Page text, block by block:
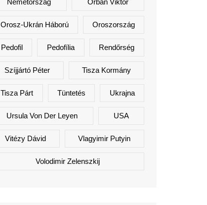
Németország Orbán Viktor
Orosz-Ukrán Háború Oroszország
Pedofil Pedofília Rendőrség
Szíjjártó Péter Tisza Kormány
Tisza Párt Tüntetés Ukrajna
Ursula Von Der Leyen USA
Vitézy Dávid Vlagyimir Putyin
Volodimir Zelenszkij